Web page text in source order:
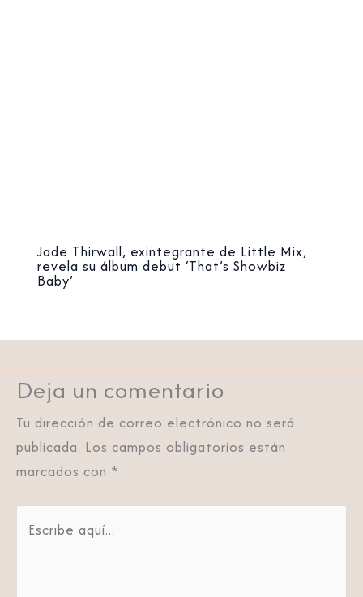
Jade Thirwall, exintegrante de Little Mix,
revela su álbum debut ‘That’s Showbiz
Baby’
Deja un comentario
Tu dirección de correo electrónico no será
publicada. Los campos obligatorios están
marcados con *
aquí...